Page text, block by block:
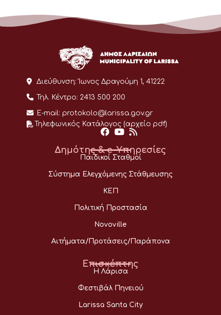
Διεύθυνση: Ίωνος Δραγούμη 1, 41222
Τηλ. Κέντρο: 2413 500 200
E-mail: protokolo@larissa.gov.gr
Τηλεφωνικός Κατάλογος (αρχείο pdf)
Δημότης & e-Υπηρεσίες
Παιδικοί Σταθμοί
Σύστημα Ελεγχόμενης Στάθμευσης
ΚΕΠ
Πολιτική Προστασία
Novoville
Αιτήματα/Προτάσεις/Παράπονα
Επισκέπτης
Η Λάρισα
Φεστιβάλ Πηνειού
Larissa Santa City